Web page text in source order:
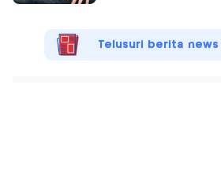
Telusuri berita news